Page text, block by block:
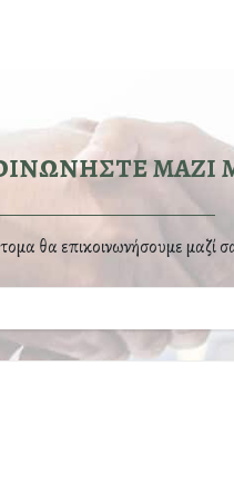
ΜΑΖΙ
θα επικοινωνήσουμε μαζί